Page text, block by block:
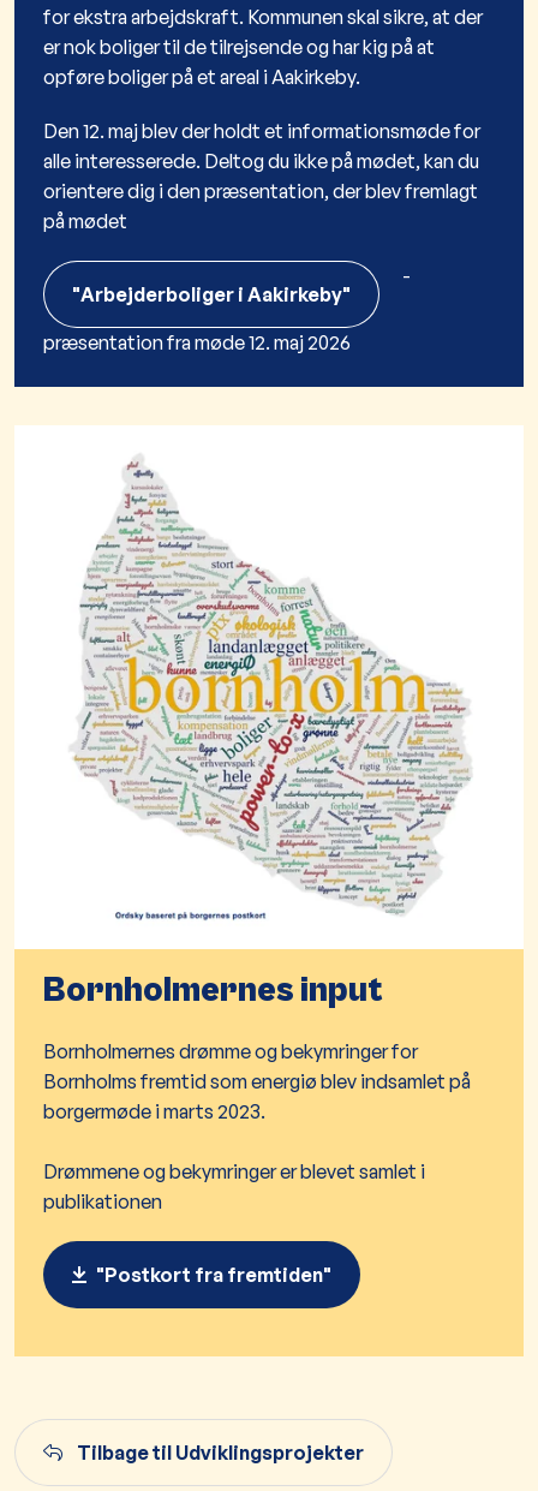
for ekstra arbejdskraft. Kommunen skal sikre, at der
er nok boliger til de tilrejsende og har kig på at
opføre boliger på et areal i Aakirkeby.
Den 12. maj blev der holdt et informationsmøde for
alle interesserede. Deltog du ikke på mødet, kan du
orientere dig i den præsentation, der blev fremlagt
på mødet
"Arbejderboliger i Aakirkeby"
-
præsentation fra møde 12. maj 2026
Bornholmernes input
Bornholmernes drømme og bekymringer for
Bornholms fremtid som energiø blev indsamlet på
borgermøde i marts 2023.
Drømmene og bekymringer er blevet samlet i
publikationen
"Postkort fra fremtiden"
Tilbage til Udviklingsprojekter